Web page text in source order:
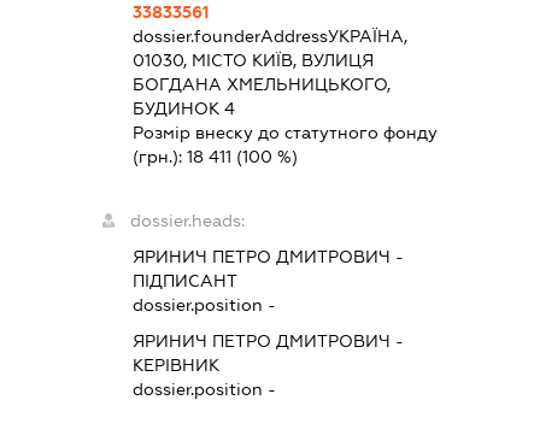
33833561
dossier.founderAddressУКРАЇНА,
01030, МІСТО КИЇВ, ВУЛИЦЯ
БОГДАНА ХМЕЛЬНИЦЬКОГО,
БУДИНОК 4
Розмір внеску до статутного фонду
(грн.): 18 411 (100 %)
dossier.heads:
ЯРИНИЧ ПЕТРО ДМИТРОВИЧ -
ПІДПИСАНТ
dossier.position -
ЯРИНИЧ ПЕТРО ДМИТРОВИЧ -
КЕРІВНИК
dossier.position -